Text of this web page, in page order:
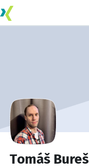
Tomáš Bureš